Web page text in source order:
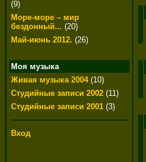
(9)
Море-море – мир
бездонный... (20)
Май-июнь 2012. (26)
Моя музыка
Живая музыка 2004(10)
Студийные записи 2002 (11)
Студийные записи 2001 (3)
Вход